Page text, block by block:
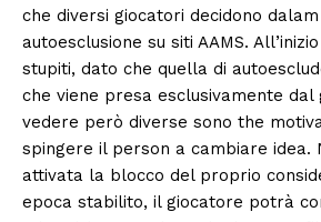
che diversi giocatori decidono
autoesclusione su siti AAMS.
stupiti, dato che quella di
che viene presa esclusivamente dal
vedere però diverse sono the
spingere il person a cambiare idea.
attivata la blocco del proprio
epoca stabilito, il giocatore potrà